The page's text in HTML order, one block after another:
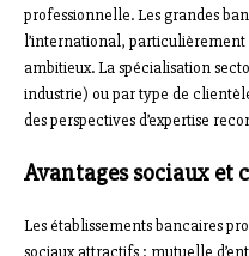
professionnelle. Les grandes
l’international, particulièrement
ambitieux. La spécialisation
industrie) ou par type de
des perspectives d’expertise
Avantages sociaux
Les établissements bancaires
sociaux attractifs : mutuelle